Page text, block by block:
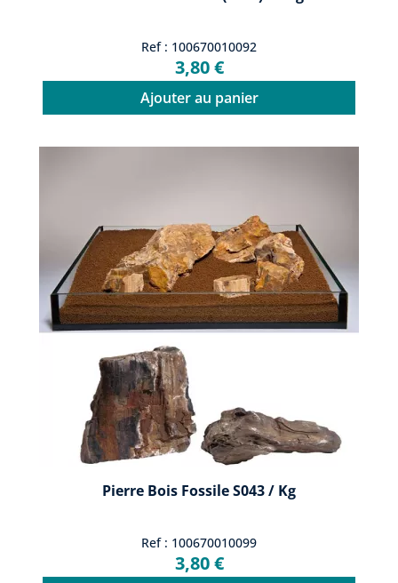
Ref : 100670010092
3,80 €
Ajouter au panier
Pierre Bois Fossile S043 / Kg
Ref : 100670010099
3,80 €